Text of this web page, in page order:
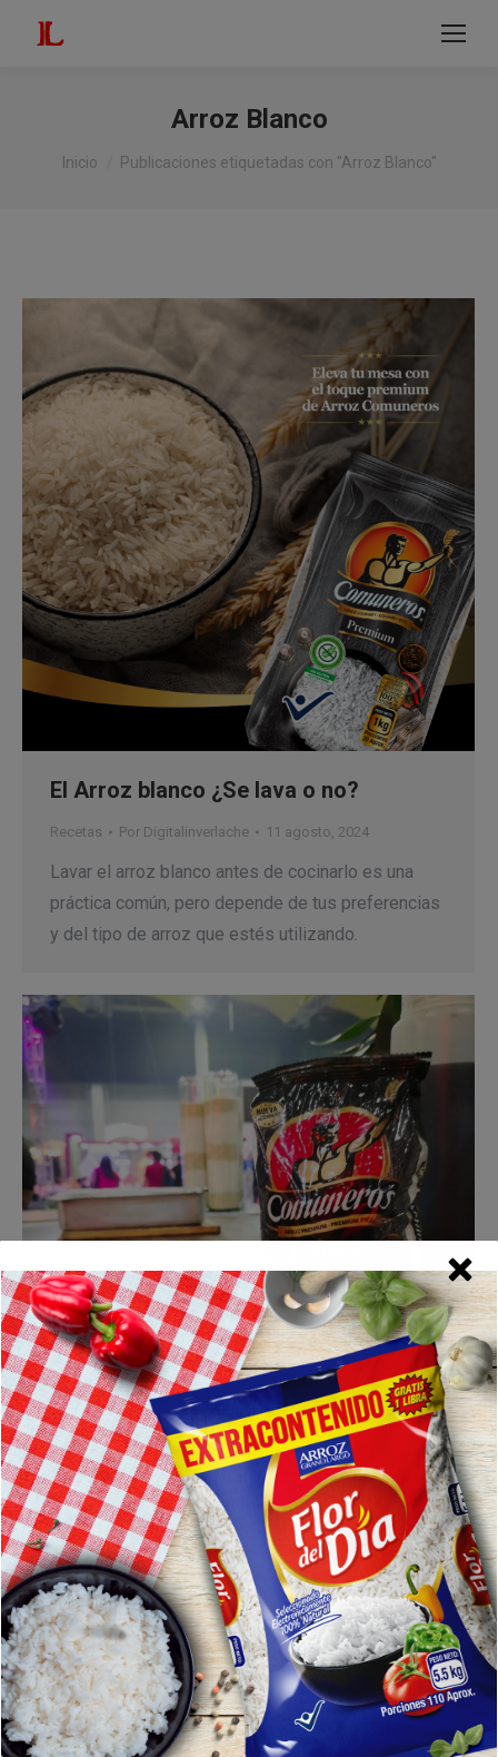
Buscar:
Arroz Blanco
Estás aquí:
Inicio Publicaciones etiquetadas con "Arroz Blanco"
El Arroz blanco ¿Se lava o no?
Recetas Por Digitalinverlache 11 agosto, 2024
Lavar el arroz blanco antes de cocinarlo es una
práctica común, pero depende de tus preferencias
y del tipo de arroz que estés utilizando.
Arroz de Almendras con Pollo y
Chucrut de Repollo
Recetas PorInverlache 29 agosto, 2022
ARROZ DE ALMENDRA CON POLLO EN CHUCRUT
Elaborado por: Chef Franco Donado Chef auxiliar: